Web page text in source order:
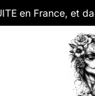
en France, et